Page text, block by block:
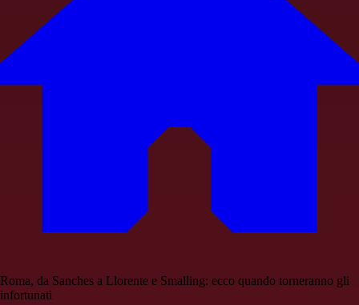
Roma, da Sanches a Llorente e Smalling: ecco quando torneranno gli
infortunati